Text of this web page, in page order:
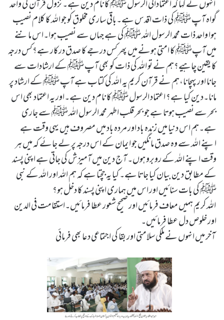
انہوں نے کہا کہ اعتمادالی الرسول ﷺ کا نام دین ہے۔ نزول قرآن کی واحد
گواہ آپ ﷺ کی ذات اقدس ہے۔باقی ساری مخلوق کو جو اللہ کا کلام نصیب
ہوا واحد ذات محمد الرسول اللہ ﷺ کی ہے جہاں سے نصیب ہوا۔اس ماننے
میں آپﷺ کا امتی ہونے میں پھر کس درجے کا صدق درکار ہے؟کس درجہ
کا یقین چاہیے؟ہم نے تو اللہ کی ذات کو بھی آپ ﷺ کے ارشادات سے
جانا اور پہچانا،ہم نے قرآن کریم یہ اللہ کی کتاب ہے آپ ﷺ کے ارشاد پر
مانا۔دین کیا ہے؟ اعتماد الرسول ﷺ کا نام دین ہے۔اور یہ اعتماد بھی اس
بحر سے نصیب ہوتا ہے جو بحر قلب اطہر محمد الرسول اللہ ﷺ سے جاری
ہے۔ہم اس دنیا میں زندہ باد اور مردہ باد میں مصروف ہیں یہی وقت ہے
اپنے اللہ سے وہ صدق مانگیں جو ایمان کے اس درجہ پر لے جائے کہ میں ہر
وقت اپنے اللہ کے روبرو ہوں۔ آج دین میں آمیزش کی جاتی ہے اپنی پسند
کے مطابق دین بیان کیا جاتا ہے۔ کیا یہ جچتا ہے کہ ہم اللہ اور اللہ کے نبی
ﷺ کی بات سنائیں اور اس میں ہماری اپنی پسند کا دخل ہو؟
اللہ کریم ہمیں معاف فرمائیں اور صحیح شعور عطا فرمائیں۔استقامت فی الدین
اور خلوص دل عطا فرمائیں۔
آخر میں انہوں نے ملکی سلامتی اور بقا کی اجتماعی دعا بھی فرمائی